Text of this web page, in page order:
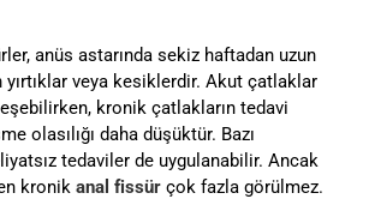
anüs astarında sekiz haftadan uzun
yırtıklar veya kesiklerdir. Akut çatlaklar
kronik çatlakların tedavi
olasılığı daha düşüktür. Bazı
tedaviler de uygulanabilir. Ancak
kronik anal fissür çok fazla görülmez.